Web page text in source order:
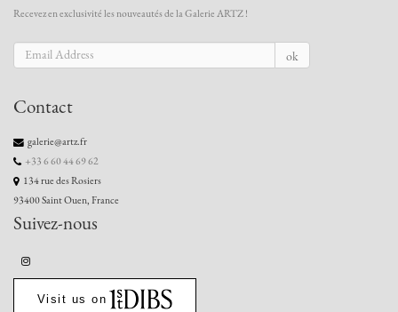
Recevez en exclusivité les nouveautés de la Galerie ARTZ !
ok
Contact
galerie@artz.fr
+33 6 60 44 69 62
134 rue des Rosiers
93400 Saint Ouen, France
Suivez-nous
Visit us on